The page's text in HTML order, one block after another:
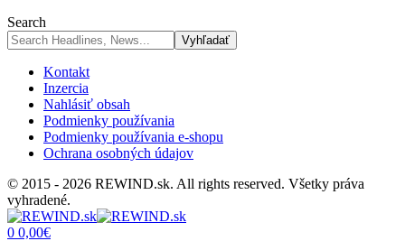
Search
Kontakt
Inzercia
Nahlásiť obsah
Podmienky používania
Podmienky používania e-shopu
Ochrana osobných údajov
© 2015 - 2026 REWIND.sk. All rights reserved. Všetky práva
vyhradené.
0 0,00€